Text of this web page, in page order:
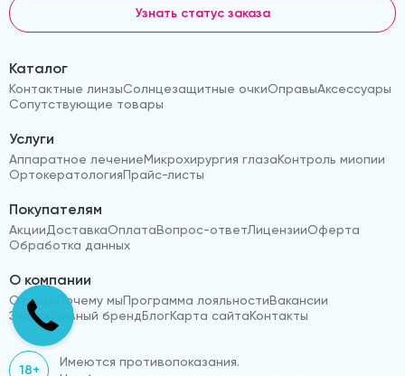
Узнать статус заказа
Каталог
Контактные линзыСолнцезащитные очкиОправыАксессуары
Сопутствующие товары
Услуги
Аппаратное лечениеМикрохирургия глазаКонтроль миопии
ОртокератологияПрайс-листы
Покупателям
АкцииДоставкаОплатаВопрос-ответЛицензииОферта
Обработка данных
О компании
Отзывы Почему мыПрограмма лояльностиВакансии
Эксклюзивный брендБлогКарта сайтаКонтакты
18+
Имеются противопоказания.